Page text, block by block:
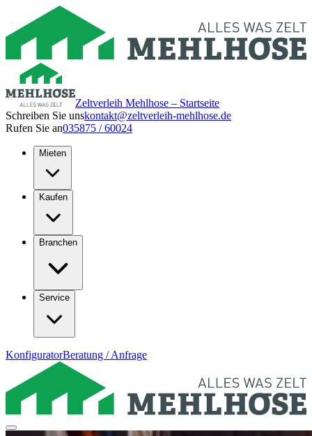
Zeltverleih Mehlhose – Startseite
Schreiben Sie unskontakt@zeltverleih-mehlhose.de
Rufen Sie an035875 / 60024
Mieten
Kaufen
Branchen
Service
KonfiguratorBeratung / Anfrage